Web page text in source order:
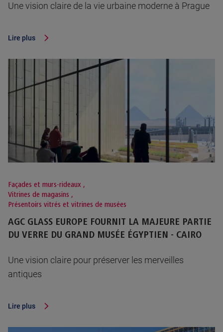
Une vision claire de la vie urbaine moderne à Prague
Lire plus
Façades et murs-rideaux ,
Vitrines de magasins ,
Présentoirs vitrés et vitrines de musées
AGC GLASS EUROPE FOURNIT LA MAJEURE PARTIE
DU VERRE DU GRAND MUSÉE ÉGYPTIEN - CAIRO
Une vision claire pour préserver les merveilles
antiques
Lire plus